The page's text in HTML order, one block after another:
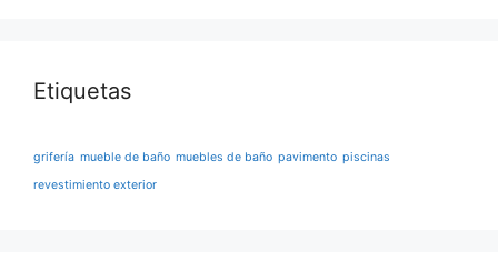
Etiquetas
grifería mueble de baño muebles de baño pavimento piscinas
revestimiento exterior